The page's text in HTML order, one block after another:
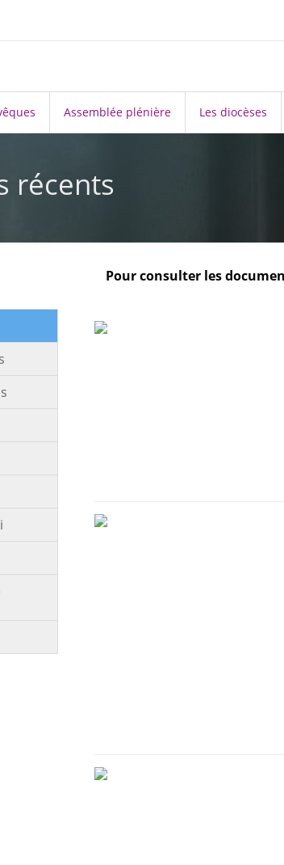
Assemblée plénière Les diocèses
récents
Pour consulter les